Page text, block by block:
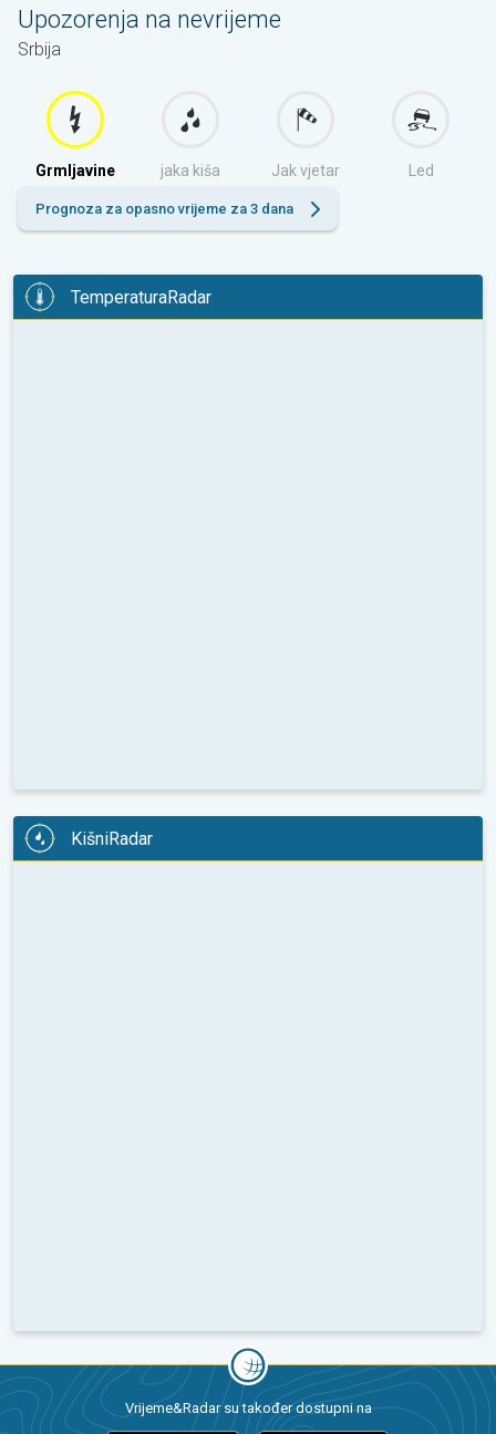
Upozorenja na nevrijeme
Srbija
Grmljavine jaka kiša Jak vjetar Led
Prognoza za opasno vrijeme za 3 dana
TemperaturaRadar
KišniRadar
Vrijeme&Radar su također dostupni na